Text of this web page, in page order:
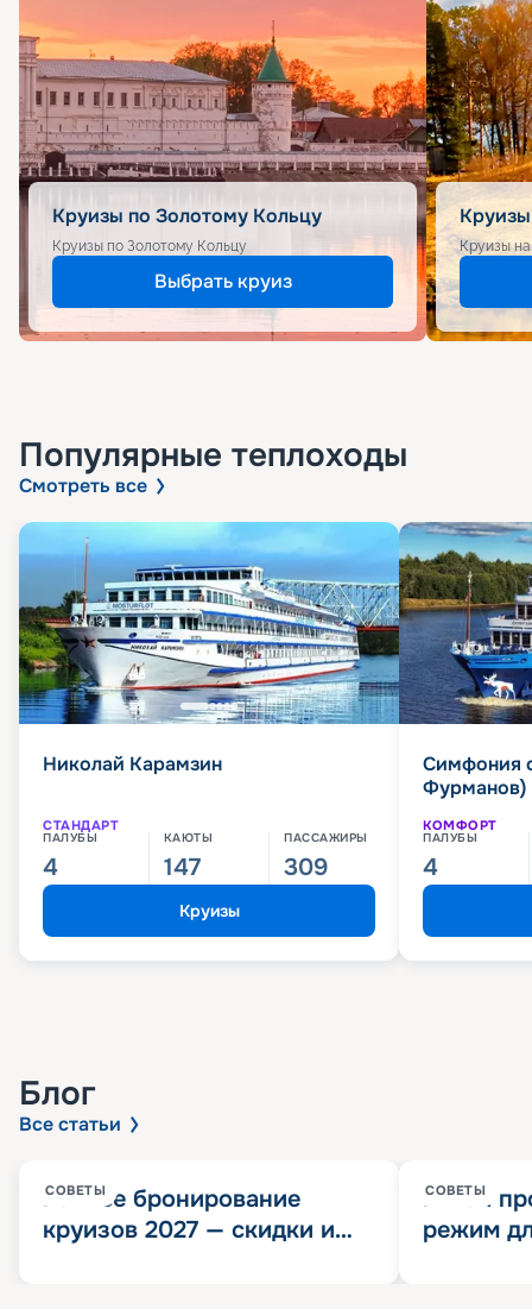
Круизы по Золотому Кольцу
Круизы по Золотому Кольцу
Выбрать круиз
Круизы
Популярные теплоходы
Смотреть все
Николай Карамзин
СТАНДАРТ
ПАЛУБЫ
4
КАЮТЫ
147
ПАССАЖИРЫ
309
Круизы
Симфония
Фурманов)
КОМФОРТ
ПАЛУБЫ
4
Блог
Все статьи
СОВЕТЫ
Раннее бронирование
круизов 2027 — скидки и
СОВЕТЫ
Китай
режим